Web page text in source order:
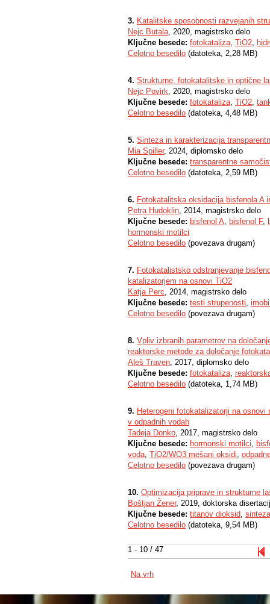
1 - 10 / 47
3. Katalitske sposobnosti razvejanih
Nejc Butala, 2020, magistrsko delo
Ključne besede: fotokataliza, TiO2,
Celotno besedilo (datoteka, 2,28 MB)
4. Strukturne, fotokatalitske in optične
Nejc Povirk, 2020, magistrsko delo
Ključne besede: fotokataliza, TiO2,
Celotno besedilo (datoteka, 4,48 MB)
5. Sinteza in karakterizacija
Mia Spiller, 2024, diplomsko delo
Ključne besede: transparentne
Celotno besedilo (datoteka, 2,59 MB)
6. Fotokatalitska oksidacija bisfenola A
Petra Hudoklin, 2014, magistrsko delo
Ključne besede: bisfenol A, bisfenol F,
hormonski motilci
Celotno besedilo (povezava drugam)
7. Fotokatalistsko odstranjevanje
katalizatorjem na osnovi TiO2
Katja Perc, 2014, magistrsko delo
Ključne besede: testi strupenosti,
Celotno besedilo (povezava drugam)
8. Vpliv izbranih parametrov na
reaktorske metode za določanje
Aleš Traven, 2017, diplomsko delo
Ključne besede: fotokataliza,
Celotno besedilo (datoteka, 1,74 MB)
9. Heterogeni fotokatalizatorji na
v odpadnih vodah
Tadeja Donko, 2017, magistrsko delo
Ključne besede: hormonski motilci,
voda, TiO2/WO3 mešani oksidi,
Celotno besedilo (povezava drugam)
10. Optimizacija priprave in strukturne
Boštjan Žener, 2019, doktorska
Ključne besede: titanov dioksid, sinteza
Celotno besedilo (datoteka, 9,54 MB)
Na vrh